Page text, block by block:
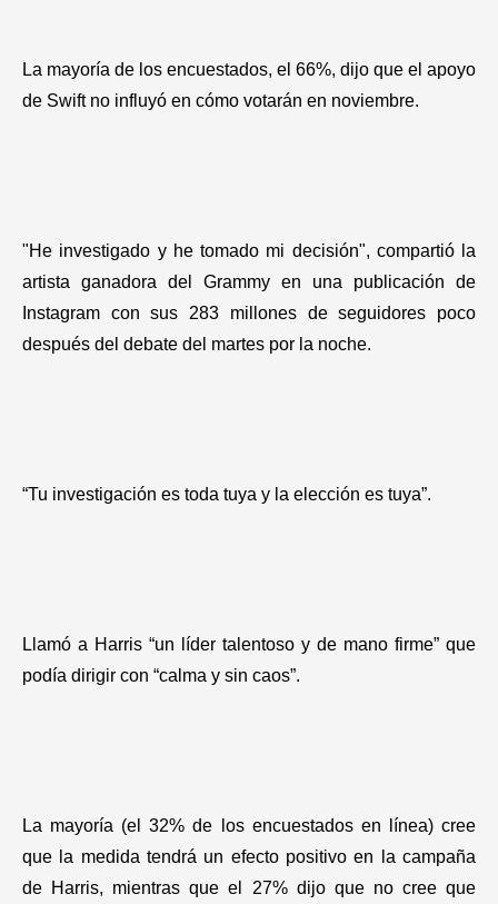
La mayoría de los encuestados, el 66%, dijo que el apoyo
de Swift no influyó en cómo votarán en noviembre.
"He investigado y he tomado mi decisión", compartió la
artista ganadora del Grammy en una publicación de
Instagram con sus 283 millones de seguidores poco
después del debate del martes por la noche.
“Tu investigación es toda tuya y la elección es tuya”.
Llamó a Harris “un líder talentoso y de mano firme” que
podía dirigir con “calma y sin caos”.
La mayoría (el 32% de los encuestados en línea) cree
que la medida tendrá un efecto positivo en la campaña
de Harris, mientras que el 27% dijo que no cree que